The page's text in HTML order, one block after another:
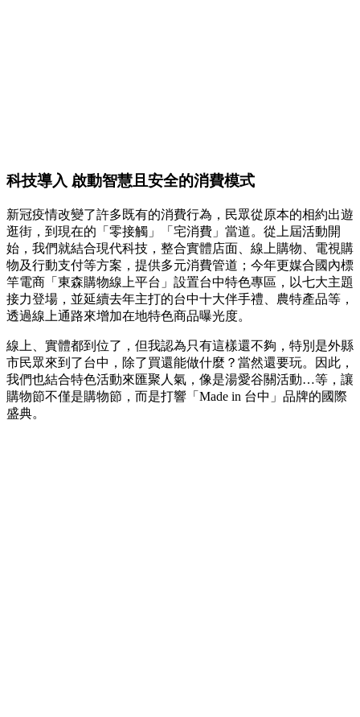
科技導入 啟動智慧且安全的消費模式
新冠疫情改變了許多既有的消費行為，民眾從原本的相約出遊
逛街，到現在的「零接觸」「宅消費」當道。從上屆活動開
始，我們就結合現代科技，整合實體店面、線上購物、電視購
物及行動支付等方案，提供多元消費管道；今年更媒合國內標
竿電商「東森購物線上平台」設置台中特色專區，以七大主題
接力登場，並延續去年主打的台中十大伴手禮、農特產品等，
透過線上通路來增加在地特色商品曝光度。
線上、實體都到位了，但我認為只有這樣還不夠，特別是外縣
市民眾來到了台中，除了買還能做什麼？當然還要玩。因此，
我們也結合特色活動來匯聚人氣，像是湯愛谷關活動…等，讓
購物節不僅是購物節，而是打響「Made in 台中」品牌的國際
盛典。